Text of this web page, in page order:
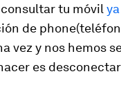
tu móvil
de phone
vez y nos hemos
es